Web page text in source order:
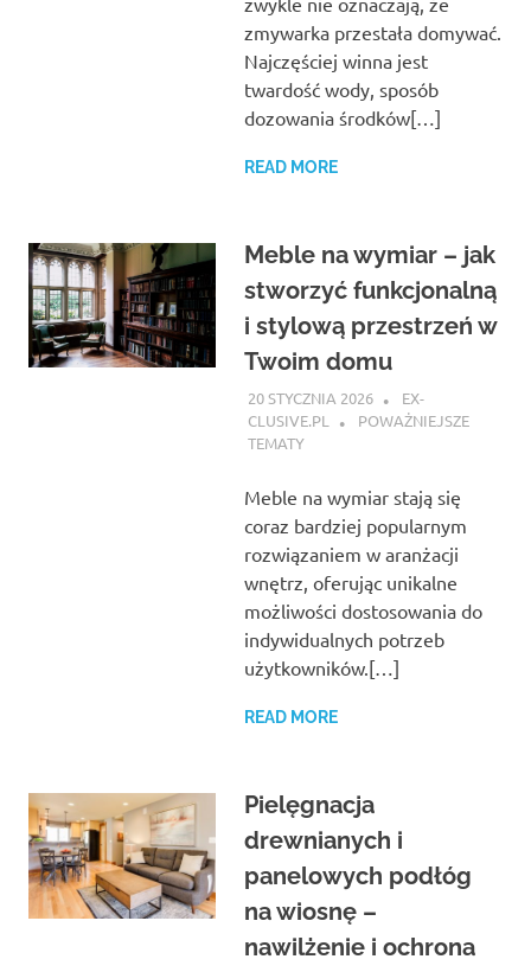
zmywarka przestała domywać.
Najczęściej winna jest
twardość wody, sposób
dozowania środków[…]
READ MORE
Meble na wymiar – jak
stworzyć funkcjonalną
i stylową przestrzeń w
Twoim domu
20 STYCZNIA 2026
EX-
CLUSIVE.PL
POWAŻNIEJSZE
TEMATY
Meble na wymiar stają się
coraz bardziej popularnym
rozwiązaniem w aranżacji
wnętrz, oferując unikalne
możliwości dostosowania do
indywidualnych potrzeb
użytkowników.[…]
READ MORE
Pielęgnacja
drewnianych i
panelowych podłóg
na wiosnę –
nawilżenie i ochrona